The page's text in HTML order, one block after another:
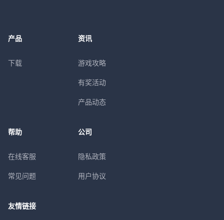
产品
下载
资讯
游戏攻略
有奖活动
产品动态
帮助
在线客服
常见问题
公司
隐私政策
用户协议
友情链接